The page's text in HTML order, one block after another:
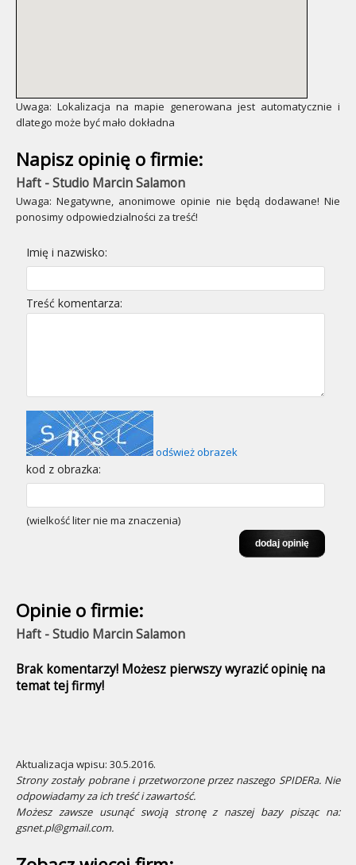
Uwaga: Lokalizacja na mapie generowana jest automatycznie i
dlatego może być mało dokładna
Napisz opinię o firmie:
Haft - Studio Marcin Salamon
Uwaga: Negatywne, anonimowe opinie nie będą dodawane! Nie
ponosimy odpowiedzialności za treść!
Imię i nazwisko:
Treść komentarza:
odśwież obrazek
kod z obrazka:
(wielkość liter nie ma znaczenia)
Opinie o firmie:
Haft - Studio Marcin Salamon
Brak komentarzy! Możesz pierwszy wyrazić opinię na
temat tej firmy!
Aktualizacja wpisu: 30.5.2016.
Strony zostały pobrane i przetworzone przez naszego SPIDERa. Nie
odpowiadamy za ich treść i zawartość.
Możesz zawsze usunąć swoją stronę z naszej bazy pisząc na:
gsnet.pl@gmail.com.